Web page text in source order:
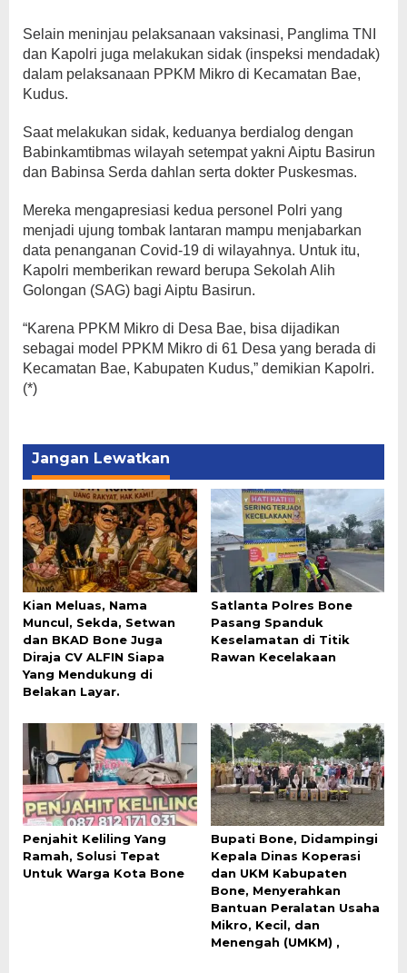
Selain meninjau pelaksanaan vaksinasi, Panglima TNI
dan Kapolri juga melakukan sidak (inspeksi mendadak)
dalam pelaksanaan PPKM Mikro di Kecamatan Bae,
Kudus.
Saat melakukan sidak, keduanya berdialog dengan
Babinkamtibmas wilayah setempat yakni Aiptu Basirun
dan Babinsa Serda dahlan serta dokter Puskesmas.
Mereka mengapresiasi kedua personel Polri yang
menjadi ujung tombak lantaran mampu menjabarkan
data penanganan Covid-19 di wilayahnya. Untuk itu,
Kapolri memberikan reward berupa Sekolah Alih
Golongan (SAG) bagi Aiptu Basirun.
“Karena PPKM Mikro di Desa Bae, bisa dijadikan
sebagai model PPKM Mikro di 61 Desa yang berada di
Kecamatan Bae, Kabupaten Kudus,” demikian Kapolri.
(*)
Jangan Lewatkan
Kian Meluas, Nama
Muncul, Sekda, Setwan
dan BKAD Bone Juga
Diraja CV ALFIN Siapa
Yang Mendukung di
Belakan Layar.
Satlanta Polres Bone
Pasang Spanduk
Keselamatan di Titik
Rawan Kecelakaan
Penjahit Keliling Yang
Ramah, Solusi Tepat
Untuk Warga Kota Bone
Bupati Bone, Didampingi
Kepala Dinas Koperasi
dan UKM Kabupaten
Bone, Menyerahkan
Bantuan Peralatan Usaha
Mikro, Kecil, dan
Menengah (UMKM) ,